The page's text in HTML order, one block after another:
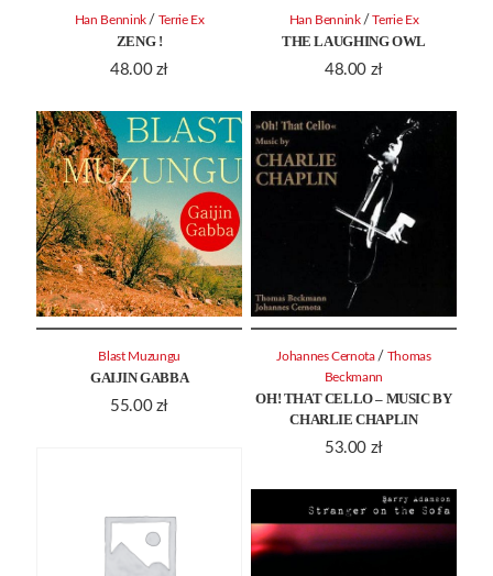
ZENG !
48.00 zł
Han Bennink / Terrie Ex
THE LAUGHING OWL
48.00 zł
Han Bennink /Terrie Ex
GAIJIN GABBA
55.00 zł
Blast Muzungu
OH! THAT CELLO – MUSIC BY
CHARLIE CHAPLIN
53.00 zł
Johannes Cernota / Thomas
Beckmann